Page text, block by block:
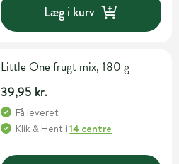
Læg i kurv
Little One frugt mix, 180 g
39,95 kr.
Få leveret
Klik & Hent i14 centre